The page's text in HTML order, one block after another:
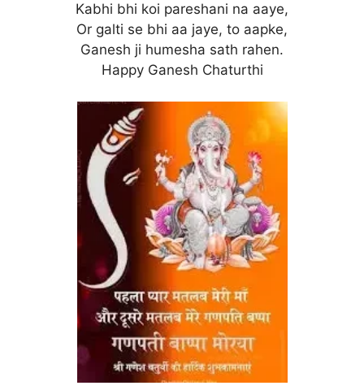
Kabhi bhi koi pareshani na aaye,
Or galti se bhi aa jaye, to aapke,
Ganesh ji humesha sath rahen.
Happy Ganesh Chaturthi